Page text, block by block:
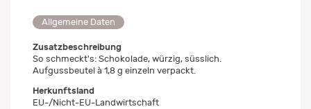
Allgemeine Daten
Zusatzbeschreibung
So schmeckt's: Schokolade, würzig, süsslich.
Aufgussbeutel à 1,8 g einzeln verpackt.
Herkunftsland
EU-/Nicht-EU-Landwirtschaft